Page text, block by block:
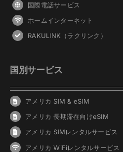
国際電話サービス
ホームインターネット
RAKULINK（ラクリンク）
国別サービス
アメリカ SIM & eSIM
アメリカ 長期滞在向けeSIM
アメリカ SIMレンタルサービス
アメリカ WiFiレンタルサービス